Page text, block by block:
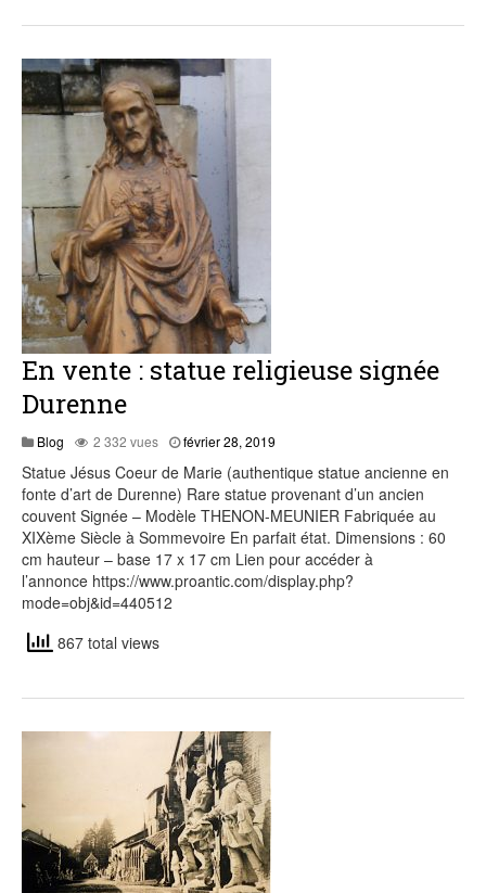
En vente : statue religieuse signée
Durenne
Blog 2 332 vues février 28, 2019
Statue Jésus Coeur de Marie (authentique statue ancienne en
fonte d’art de Durenne) Rare statue provenant d’un ancien
couvent Signée – Modèle THENON-MEUNIER Fabriquée au
XIXème Siècle à Sommevoire En parfait état. Dimensions : 60
cm hauteur – base 17 x 17 cm Lien pour accéder à
l’annonce https://www.proantic.com/display.php?
mode=obj&id=440512
867 total views